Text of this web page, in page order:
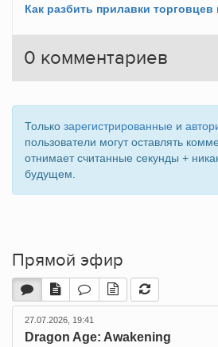
0 комментариев
Только зарегистрированные и
пользователи могут оставлять
отнимает считанные секунды +
будущем.
Прямой эфир
27.07.2026, 19:41
Dragon Age: Awakening